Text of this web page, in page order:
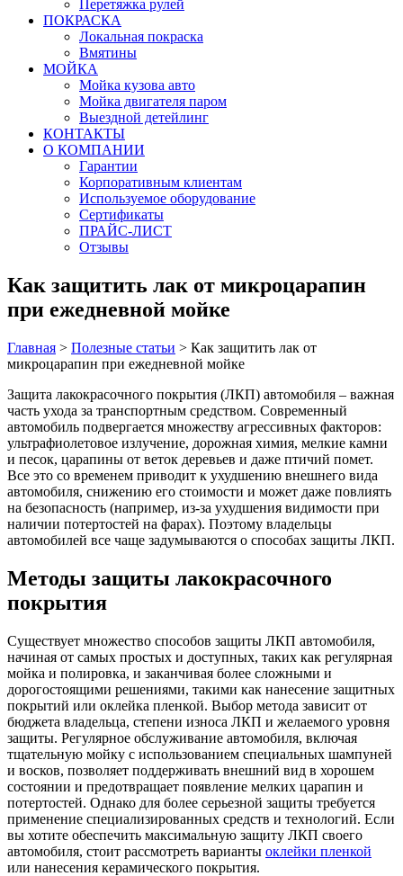
Перетяжка рулей
ПОКРАСКА
Локальная покраска
Вмятины
МОЙКА
Мойка кузова авто
Мойка двигателя паром
Выездной детейлинг
КОНТАКТЫ
О КОМПАНИИ
Гарантии
Корпоративным клиентам
Используемое оборудование
Сертификаты
ПРАЙС-ЛИСТ
Отзывы
Как защитить лак от микроцарапин
при ежедневной мойке
Главная > Полезные статьи > Как защитить лак от
микроцарапин при ежедневной мойке
Защита лакокрасочного покрытия (ЛКП) автомобиля – важная
часть ухода за транспортным средством. Современный
автомобиль подвергается множеству агрессивных факторов:
ультрафиолетовое излучение, дорожная химия, мелкие камни
и песок, царапины от веток деревьев и даже птичий помет.
Все это со временем приводит к ухудшению внешнего вида
автомобиля, снижению его стоимости и может даже повлиять
на безопасность (например, из-за ухудшения видимости при
наличии потертостей на фарах). Поэтому владельцы
автомобилей все чаще задумываются о способах защиты ЛКП.
Методы защиты лакокрасочного
покрытия
Существует множество способов защиты ЛКП автомобиля,
начиная от самых простых и доступных, таких как регулярная
мойка и полировка, и заканчивая более сложными и
дорогостоящими решениями, такими как нанесение защитных
покрытий или оклейка пленкой. Выбор метода зависит от
бюджета владельца, степени износа ЛКП и желаемого уровня
защиты. Регулярное обслуживание автомобиля, включая
тщательную мойку с использованием специальных шампуней
и восков, позволяет поддерживать внешний вид в хорошем
состоянии и предотвращает появление мелких царапин и
потертостей. Однако для более серьезной защиты требуется
применение специализированных средств и технологий. Если
вы хотите обеспечить максимальную защиту ЛКП своего
автомобиля, стоит рассмотреть варианты оклейки пленкой
или нанесения керамического покрытия.